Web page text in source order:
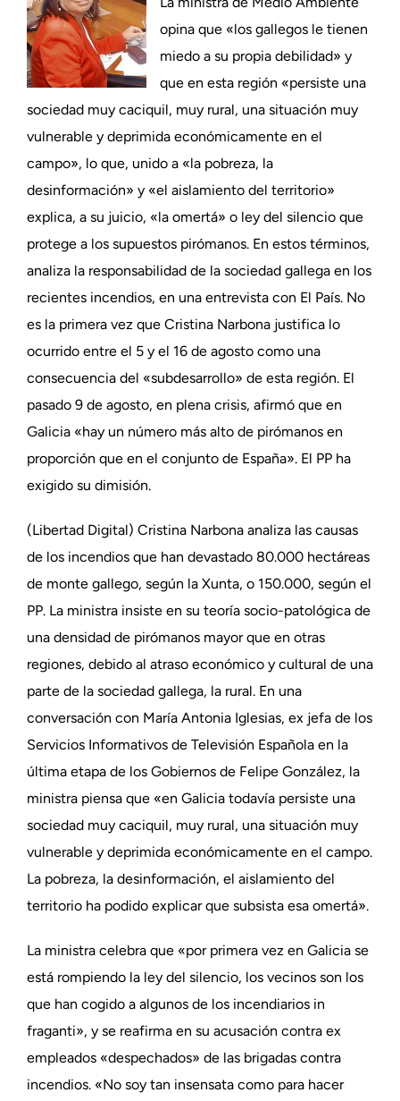
opina que «los gallegos le tienen
miedo a su propia debilidad» y
que en esta región «persiste una
sociedad muy caciquil, muy rural, una situación muy
vulnerable y deprimida económicamente en el
campo», lo que, unido a «la pobreza, la
desinformación» y «el aislamiento del territorio»
explica, a su juicio, «la omertá» o ley del silencio que
protege a los supuestos pirómanos. En estos términos,
analiza la responsabilidad de la sociedad gallega en los
recientes incendios, en una entrevista con El País. No
es la primera vez que Cristina Narbona justifica lo
ocurrido entre el 5 y el 16 de agosto como una
consecuencia del «subdesarrollo» de esta región. El
pasado 9 de agosto, en plena crisis, afirmó que en
Galicia «hay un número más alto de pirómanos en
proporción que en el conjunto de España». El PP ha
exigido su dimisión.
(Libertad Digital) Cristina Narbona analiza las causas
de los incendios que han devastado 80.000 hectáreas
de monte gallego, según la Xunta, o 150.000, según el
PP. La ministra insiste en su teoría socio-patológica de
una densidad de pirómanos mayor que en otras
regiones, debido al atraso económico y cultural de una
parte de la sociedad gallega, la rural. En una
conversación con María Antonia Iglesias, ex jefa de los
Servicios Informativos de Televisión Española en la
última etapa de los Gobiernos de Felipe González, la
ministra piensa que «en Galicia todavía persiste una
sociedad muy caciquil, muy rural, una situación muy
vulnerable y deprimida económicamente en el campo.
La pobreza, la desinformación, el aislamiento del
territorio ha podido explicar que subsista esa omertá».
La ministra celebra que «por primera vez en Galicia se
está rompiendo la ley del silencio, los vecinos son los
que han cogido a algunos de los incendiarios in
fraganti», y se reafirma en su acusación contra ex
empleados «despechados» de las brigadas contra
incendios. «No soy tan insensata como para hacer